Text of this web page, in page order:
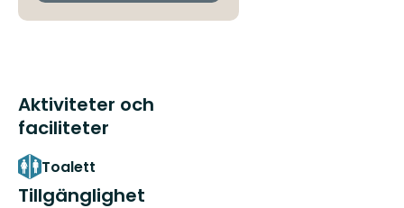
Aktiviteter och
faciliteter
Toalett
Tillgänglighet